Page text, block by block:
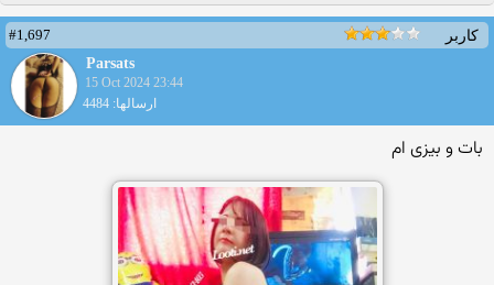
کاربر
#1,697
Parsats
15 Oct 2024 23:44
ارسالها: 4484
بات و بیزی ام